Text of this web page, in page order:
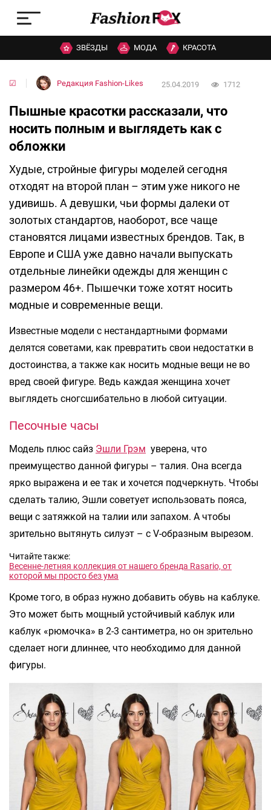
ЗВЁЗДЫ МОДА КРАСОТА
☑ Редакция Fashion-Likes 25.04.2019 1712
Пышные красотки рассказали, что
носить полным и выглядеть как с
обложки
Худые, стройные фигуры моделей сегодня
отходят на второй план – этим уже никого не
удивишь. А девушки, чьи формы далеки от
золотых стандартов, наоборот, все чаще
становятся лицами известных брендов. Так, в
Европе и США уже давно начали выпускать
отдельные линейки одежды для женщин с
размером 46+. Пышечки тоже хотят носить
модные и современные вещи.
Известные модели с нестандартными формами
делятся советами, как превратить свои недостатки в
достоинства, а также как носить модные вещи не во
вред своей фигуре. Ведь каждая женщина хочет
выглядеть сногсшибательно в любой ситуации.
Песочные часы
Модель плюс сайз Эшли Грэм уверена, что
преимущество данной фигуры – талия. Она всегда
ярко выражена и ее так и хочется подчеркнуть. Чтобы
сделать талию, Эшли советует использовать пояса,
вещи с затяжкой на талии или запахом. А чтобы
зрительно вытянуть силуэт – с V-образным вырезом.
Читайте также:
Весенне-летняя коллекция от нашего бренда Rasario, от
которой мы просто без ума
Кроме того, в образ нужно добавить обувь на каблуке.
Это может быть мощный устойчивый каблук или
каблук «рюмочка» в 2-3 сантиметра, но он зрительно
сделает ноги длиннее, что необходимо для данной
фигуры.